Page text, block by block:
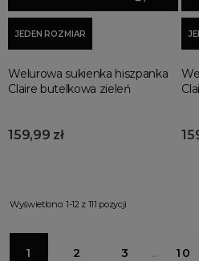
JEDEN ROZMIAR
Welurowa sukienka hiszpanka
Claire butelkowa zieleń
159,99 zł
Wyświetlono: 1-12 z 111 pozycji
1 2 3 … 10